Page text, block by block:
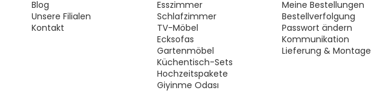
Blog
Unsere Filialen
Kontakt
Esszimmer
Schlafzimmer
TV-Möbel
Ecksofas
Gartenmöbel
Küchentisch-Sets
Hochzeitspakete
Giyinme Odası
Meine Bestellungen
Bestellverfolgung
Passwort ändern
Kommunikation
Lieferung & Montage